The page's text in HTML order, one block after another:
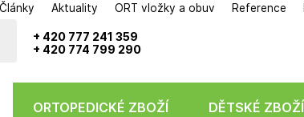
+ 420 777 241 359
+ 420 774 799 290
Články Aktuality ORT vložky a obuv Reference
ORTOPEDICKÉ ZBOŽÍ DĚTSKÉ ZBOŽÍ